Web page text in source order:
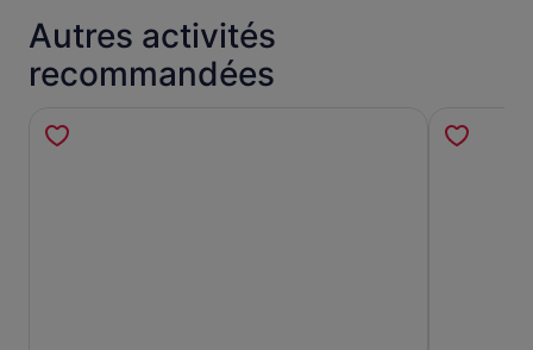
Autres activités
recommandées